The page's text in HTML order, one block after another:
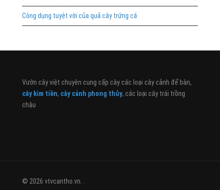
Công dụng tuyệt vời của quả cây trứng cá
Vườn cây việt chuyên cung cấp cây các loại cây cảnh để bàn,
cây kim tiền, cây cảnh phong thủy, các loại cây trái trồng
chậu
© 2026 vtvcantho.vn. .